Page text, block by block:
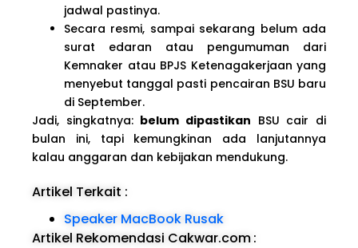
jadwal pastinya.
Secara resmi, sampai sekarang belum ada
surat edaran atau pengumuman dari
Kemnaker atau BPJS Ketenagakerjaan yang
menyebut tanggal pasti pencairan BSU baru
di September.
Jadi, singkatnya: belum dipastikan BSU cair di
bulan ini, tapi kemungkinan ada lanjutannya
kalau anggaran dan kebijakan mendukung.
Artikel Terkait :
Speaker MacBook Rusak
Artikel Rekomendasi Cakwar.com: